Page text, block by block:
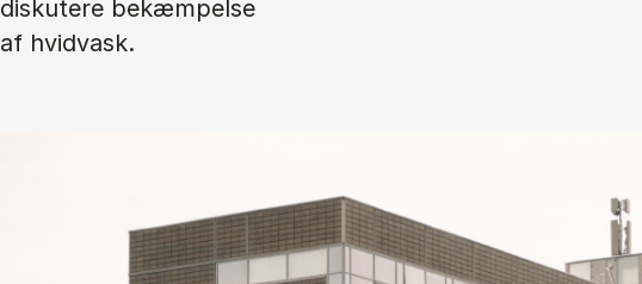
diskutere bekæmpelse
af hvidvask.